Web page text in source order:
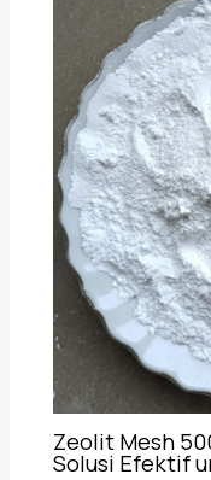
Zeolit Mesh
Solusi Efektif